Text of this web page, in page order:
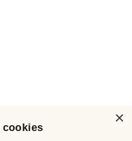
×
cookies